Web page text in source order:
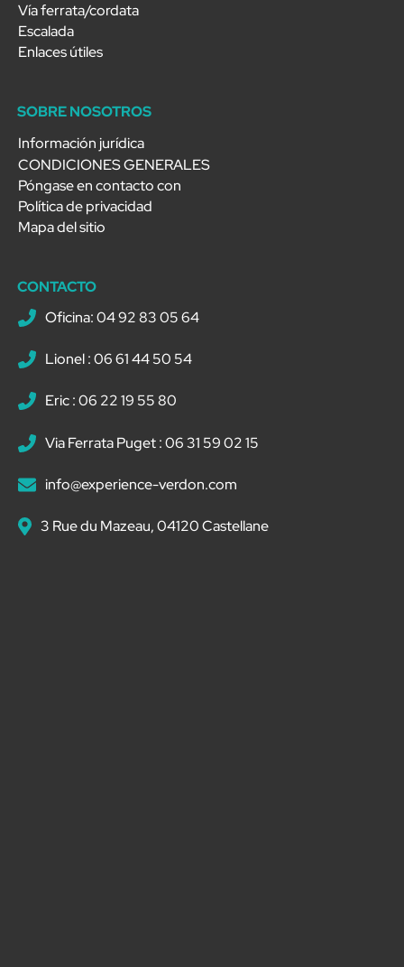
Vía ferrata/cordata
Escalada
Enlaces útiles
SOBRE NOSOTROS
Información jurídica
CONDICIONES GENERALES
Póngase en contacto con
Política de privacidad
Mapa del sitio
CONTACTO
Oficina: 04 92 83 05 64
Lionel : 06 61 44 50 54
Eric : 06 22 19 55 80
Via Ferrata Puget : 06 31 59 02 15
info@experience-verdon.com
3 Rue du Mazeau, 04120 Castellane